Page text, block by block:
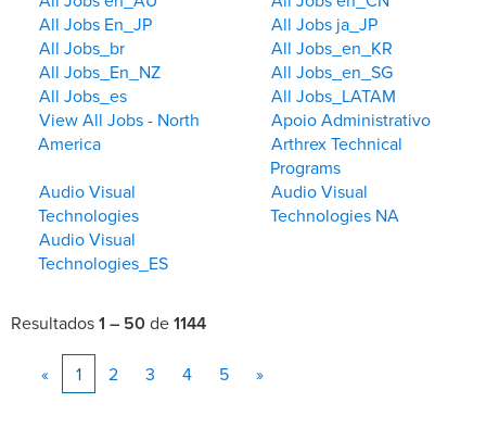
All Jobs En_JP
All Jobs ja_JP
All Jobs_br
All Jobs_en_KR
All Jobs_En_NZ
All Jobs_en_SG
All Jobs_es
All Jobs_LATAM
View All Jobs - North
America
Apoio Administrativo
Arthrex Technical
Programs
Audio Visual
Technologies
Audio Visual
Technologies NA
Audio Visual
Technologies_ES
Resultados1 – 50de1144
« 1 2 3 4 5 »